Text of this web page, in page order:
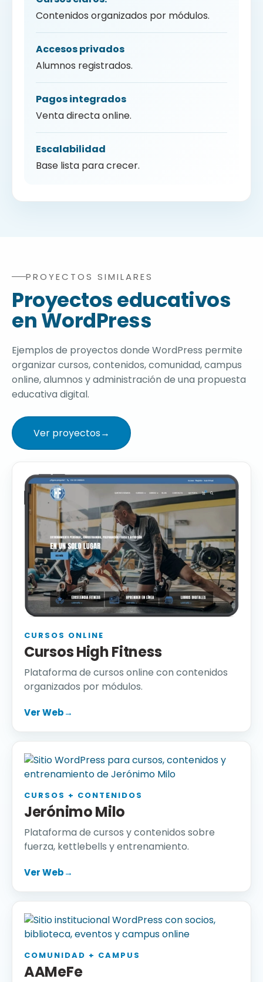
Contenidos organizados por módulos.
Accesos privados
Alumnos registrados.
Pagos integrados
Venta directa online.
Escalabilidad
Base lista para crecer.
Casos y ejemplos de plataformas de cursos online,
PROYECTOS SIMILARES
Proyectos educativos
en WordPress
Ejemplos de proyectos donde WordPress permite
organizar cursos, contenidos, comunidad, campus
online, alumnos y administración de una propuesta
educativa digital.
Ver proyectos→
CURSOS ONLINE
Cursos High Fitness
Plataforma de cursos online con contenidos
organizados por módulos.
Ver Web→
CURSOS + CONTENIDOS
Jerónimo Milo
Plataforma de cursos y contenidos sobre
fuerza, kettlebells y entrenamiento.
Ver Web→
COMUNIDAD + CAMPUS
AAMeFe